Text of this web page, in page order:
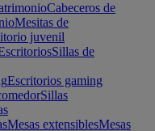
Cabeceros de
Mesitas de
juvenil
Sillas de
Escritorios gaming
Sillas
Mesas extensiblesMesas